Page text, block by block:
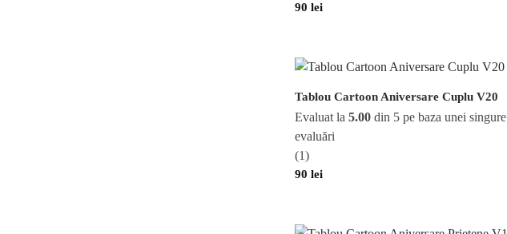
90 lei
Tablou Cartoon Aniversare Cuplu V20
Evaluat la 5.00din 5 pe baza unei singure
evaluări
(1)
90 lei